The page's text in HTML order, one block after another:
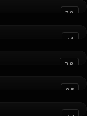
20
24
06
05